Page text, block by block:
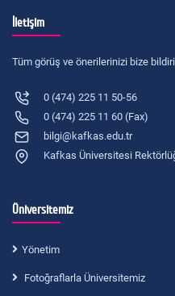
İletişim
Tüm görüş ve önerilerinizi bize
0 (474) 225 11 50-56
0 (474) 225 11 60 (Fax)
bilgi@kafkas.edu.tr
Kafkas Üniversitesi
Üniversitemiz
Yönetim
Fotoğraflarla Üniversitemiz